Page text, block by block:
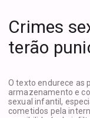
Crimes
terão
O texto endurece as
armazenamento e
sexual infantil,
cometidos pela